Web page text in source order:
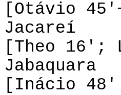
[Otávio
[Theo 16';
[Inácio